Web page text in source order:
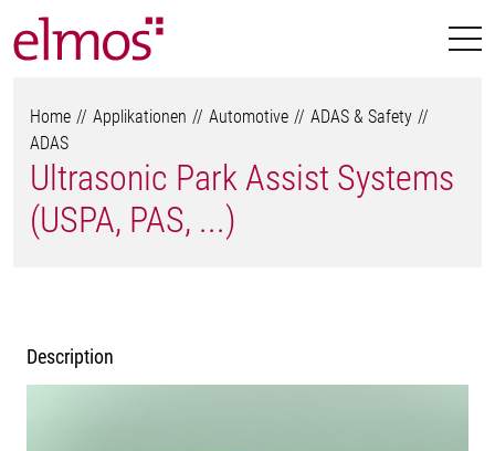
Home Applikationen Automotive
ADAS & Safety
ADAS
Ultrasonic Park Assist Systems
(USPA, PAS, ...)
Description